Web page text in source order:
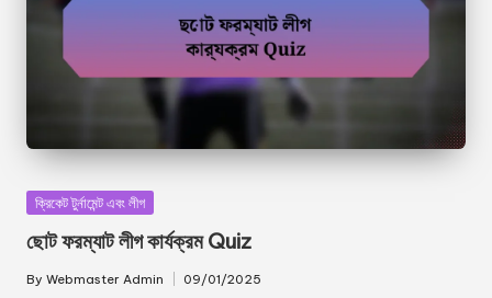
Posted
ক্রিকেট টুর্নামেন্ট এবং লীগ
ছোট ফরম্যাট লীগ কার্যক্রম Quiz
Posted
By Webmaster Admin 09/01/2025